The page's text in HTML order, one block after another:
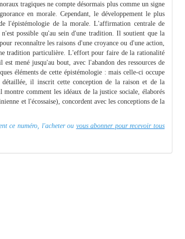
tragiques ne compte désormais plus comme un signe
en morale. Cependant, le développement le plus
l'épistémologie de la morale. L'affirmation centrale de
possible qu'au sein d'une tradition. Il soutient que la
reconnaître les raisons d'une croyance ou d'une action,
tradition particulière. L'effort pour faire de la rationa­lité
mené jusqu'au bout, avec l'abandon des ressources de
éléments de cette épistémologie : mais celle-ci occupe
détaillée, il inscrit cette conception de la rai­son et de la
montre comment les idéaux de la justice sociale, élaborés
et l'écossaise), concordent avec les conceptions de la
ce numéro, l'acheter ou vous abonner pour recevoir tous